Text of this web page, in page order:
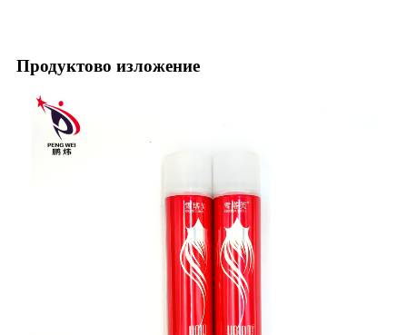
Продуктово изложение